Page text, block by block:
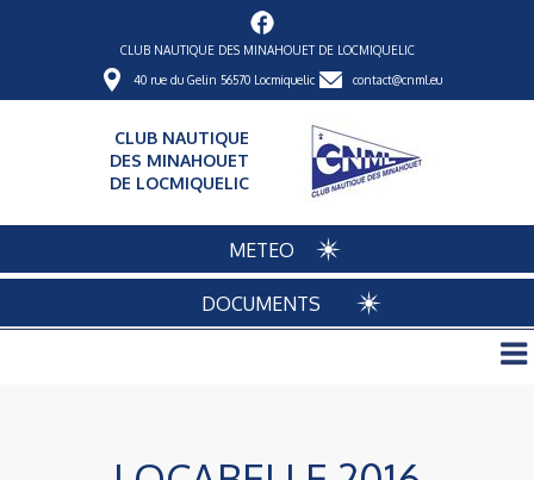
CLUB NAUTIQUE DES MINAHOUET DE LOCMIQUELIC
40 rue du Gelin 56570 Locmiquelic contact@cnml.eu
CLUB NAUTIQUE
DES MINAHOUET
DE LOCMIQUELIC
METEO
DOCUMENTS